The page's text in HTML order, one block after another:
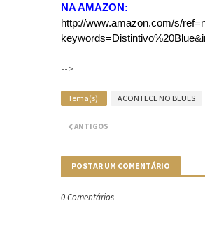
NA AMAZON:
http://www.amazon.com/s/
-->
Tema(s): ACONTECE NO BLUES
ANTIGOS
POSTAR UM COMENTÁRIO
0 Comentários